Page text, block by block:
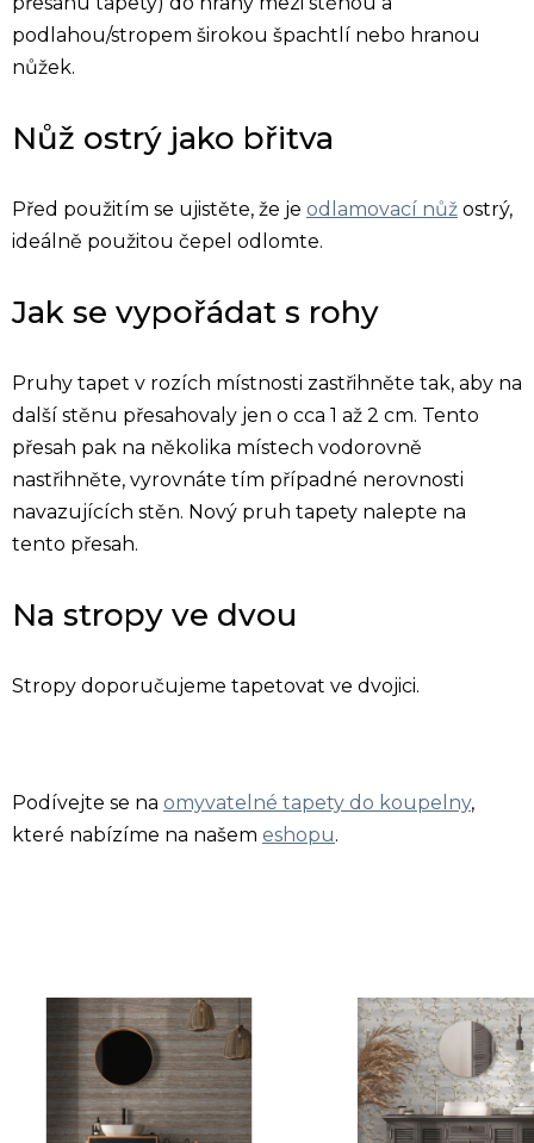
podlahou/stropem širokou špachtlí nebo hranou
nůžek.
Nůž ostrý jako břitva
Před použitím se ujistěte, že je odlamovací nůž ostrý,
ideálně použitou čepel odlomte.
Jak se vypořádat s rohy
Pruhy tapet v rozích místnosti zastřihněte tak, aby na
další stěnu přesahovaly jen o cca 1 až 2 cm. Tento
přesah pak na několika místech vodorovně
nastřihněte, vyrovnáte tím případné nerovnosti
navazujících stěn. Nový pruh tapety nalepte na
tento přesah.
Na stropy ve dvou
Stropy doporučujeme tapetovat ve dvojici.
Podívejte se na omyvatelné tapety do koupelny,
které nabízíme na našem eshopu.